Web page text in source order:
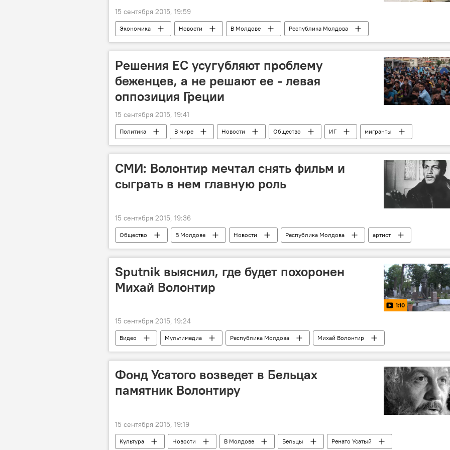
15 сентября 2015, 19:59
Экономика Новости В Молдове
Республика Молдова
Национальное бюро статистики
ВВП
Решения ЕС усугубляют проблему
беженцев, а не решают ее - левая
оппозиция Греции
15 сентября 2015, 19:41
Политика В мире Новости Общество ИГ
мигранты
беженцы
контроль границы шенген
Европа
СМИ: Волонтир мечтал снять фильм и
сыграть в нем главную роль
15 сентября 2015, 19:36
Общество В Молдове Новости Республика Молдова
артист
утрата
Молдова прощается с Михаем Волонтиром
Sputnik выяснил, где будет похоронен
Михай Волонтир
1:10
15 сентября 2015, 19:24
Видео Мультимедиа Республика Молдова
Михай Волонтир
Молдова прощается с Михаем Волонтиром
Кишинев
Фонд Усатого возведет в Бельцах
памятник Волонтиру
15 сентября 2015, 19:19
Культура Новости В Молдове Бельцы
Ренато Усатый